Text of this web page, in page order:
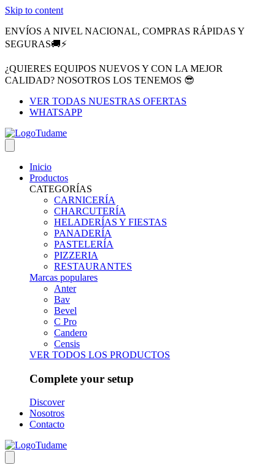
Skip to content
ENVÍOS A NIVEL NACIONAL, COMPRAS RÁPIDAS Y
SEGURAS🚚⚡
¿QUIERES EQUIPOS NUEVOS Y CON LA MEJOR
CALIDAD? NOSOTROS LOS TENEMOS 😎
VER TODAS NUESTRAS OFERTAS
WHATSAPP
Inicio
Productos
CATEGORÍAS
CARNICERÍA
CHARCUTERÍA
HELADERÍAS Y FIESTAS
PANADERÍA
PASTELERÍA
PIZZERIA
RESTAURANTES
Marcas populares
Anter
Bav
Bevel
C Pro
Candero
Censis
VER TODOS LOS PRODUCTOS
Complete your setup
Discover
Nosotros
Contacto